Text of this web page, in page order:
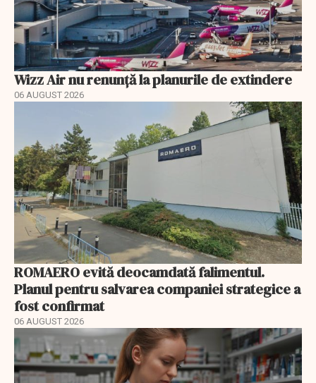
Wizz Air nu renunță la planurile de extindere
06 AUGUST 2026
ROMAERO evită deocamdată falimentul.
Planul pentru salvarea companiei strategice a
fost confirmat
06 AUGUST 2026